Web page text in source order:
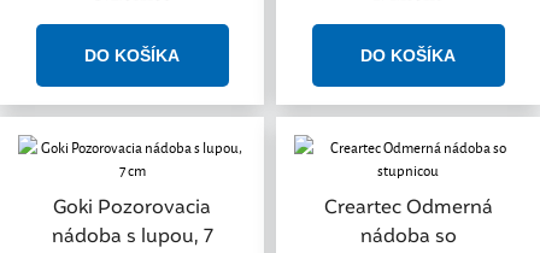
Goki Pozorovacia
nádoba s lupou, 7
Creartec Odmerná
nádoba so